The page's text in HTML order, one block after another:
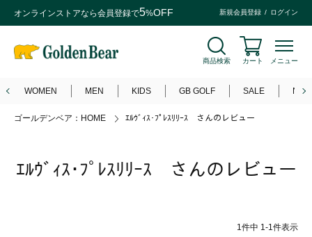
オンラインストアなら会員登録で5%OFF 新規会員登録 ログイン
商品検索 カート メニュー
WOMEN MEN KIDS GB GOLF SALE
ゴールデンベア：HOME ｴﾙｳﾞｨｽ･ﾌﾟﾚｽﾘﾘｰｽ さんのレビュー
ｴﾙｳﾞｨｽ･ﾌﾟﾚｽﾘﾘｰｽ さんのレビュー
1件中 1-1件表示